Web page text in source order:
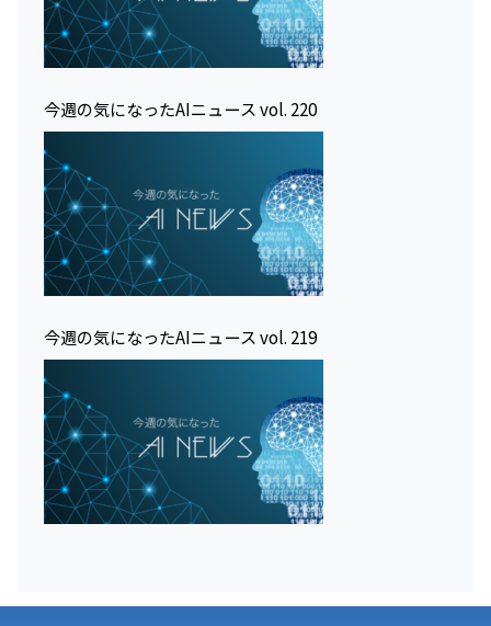
今週の気になったAIニュース vol. 220
今週の気になったAIニュース vol. 219